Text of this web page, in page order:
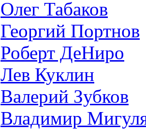
Олег Табаков
Георгий Портнов
Роберт ДеНиро
Лев Куклин
Валерий Зубков
Владимир